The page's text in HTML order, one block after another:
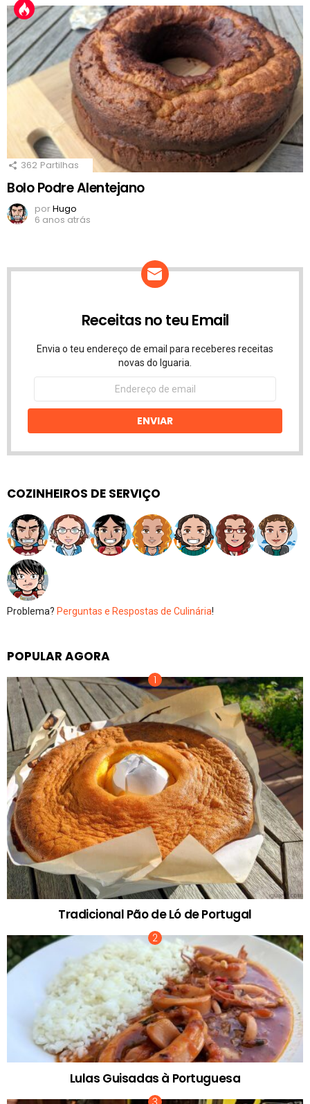
362 Partilhas
Bolo Podre Alentejano
porHugo
6 anos atrás
Receitas no teu Email
Envia o teu endereço de email para receberes receitas
novas do Iguaria.
Endereço
email
ENVIAR
COZINHEIROS DE SERVIÇO
Problema? Perguntas e Respostas de Culinária!
POPULAR AGORA
Tradicional Pão de Ló de Portugal
Lulas Guisadas à Portuguesa